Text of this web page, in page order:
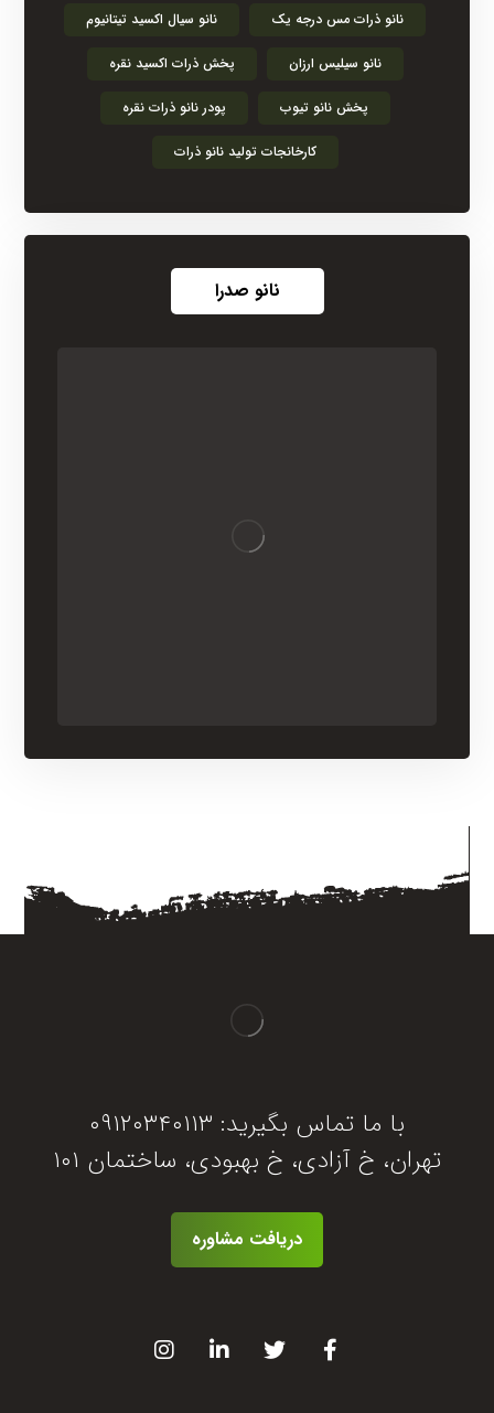
نانو ذرات مس درجه یک نانو سیال اکسید تیتانیوم
نانو سیلیس ارزان پخش ذرات اکسید نقره
پخش نانو تیوب پودر نانو ذرات نقره
کارخانجات تولید نانو ذرات
نانو صدرا
با ما تماس بگیرید: ۰۹۱۲۰۳۴۰۱۱۳
تهران، خ آزادی، خ بهبودی، ساختمان ۱۰۱
دریافت مشاوره